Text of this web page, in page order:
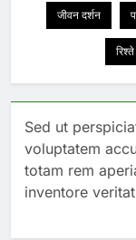
जीवन दर्शन
रिश्ते
Sed ut
voluptatem
totam rem
inventore